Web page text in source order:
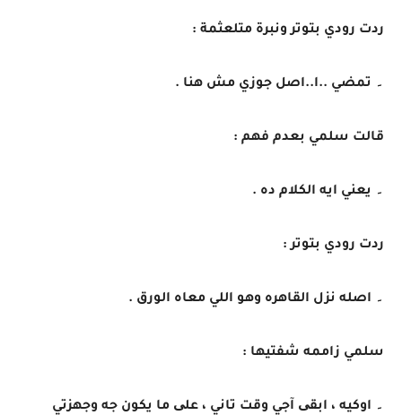
ردت رودي بتوتر ونبرة متلعثمة :
۔ تمضي ..ا..اصل جوزي مش هنا .
قالت سلمي بعدم فهم :
۔ يعني ايه الكلام ده .
ردت رودي بتوتر :
۔ اصله نزل القاهره وهو اللي معاه الورق .
سلمي زاممه شفتيها :
۔ اوكيه ، ابقی آجي وقت تاني ، علی ما يكون جه وجهزتي